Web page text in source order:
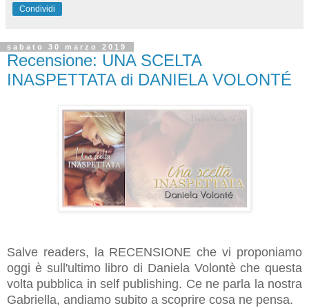
Condividi
sabato 30 marzo 2019
Recensione: UNA SCELTA
INASPETTATA di DANIELA VOLONTÉ
Salve readers, la RECENSIONE che vi proponiamo
oggi è sull'ultimo libro di Daniela Volontè che questa
volta pubblica in self publishing. Ce ne parla la nostra
Gabriella, andiamo subito a scoprire cosa ne pensa.